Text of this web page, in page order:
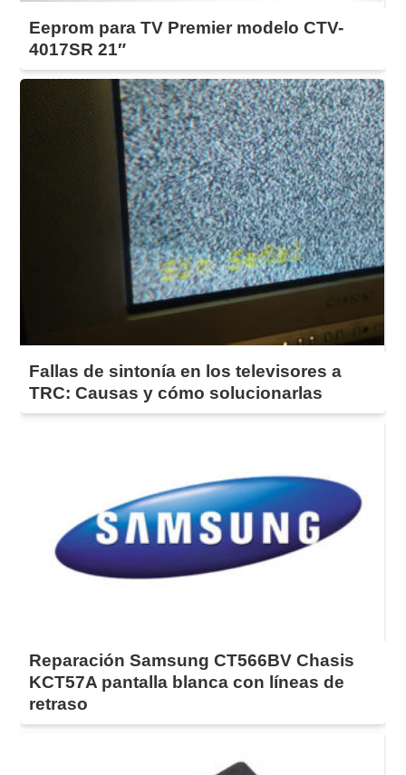
Eeprom para TV Premier modelo CTV-
4017SR 21″
Fallas de sintonía en los televisores a
TRC: Causas y cómo solucionarlas
Reparación Samsung CT566BV Chasis
KCT57A pantalla blanca con líneas de
retraso